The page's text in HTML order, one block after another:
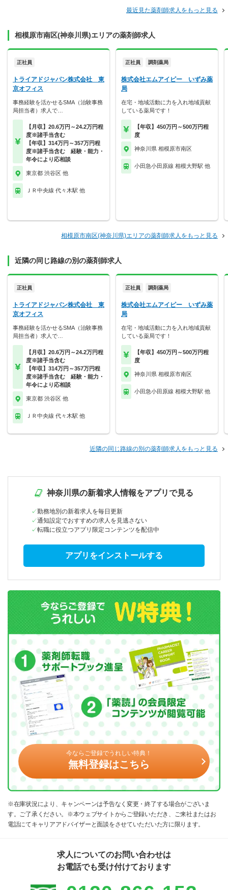
最近見た薬剤師求人をもっと見る
相模原市南区(神奈川県)エリアの薬剤師求人
正社員
トライアドジャパン株式会社 東
京オフィス
事務経験を活かせるSMA（治験事務
局担当者）求人で…
【月収】20.6万円～24.2万円程
度※諸手当含む
【年収】314万円～357万円程
度※諸手当含む 経験・能力・
年令により応相談
東京都 渋谷区 他
ＪＲ中央線 代々木駅 他
正社員 調剤薬局
株式会社エムアイピー いずみ薬
局
在宅・地域活動に力を入れ地域貢献
している薬局です！
【年収】450万円～500万円程
度
神奈川県 相模原市南区
小田急小田原線 相模大野駅 他
相模原市南区(神奈川県)エリアの薬剤師求人をもっと見る
近隣の同じ路線の別の薬剤師求人
正社員
トライアドジャパン株式会社 東
京オフィス
事務経験を活かせるSMA（治験事務
局担当者）求人で…
【月収】20.6万円～24.2万円程
度※諸手当含む
【年収】314万円～357万円程
度※諸手当含む 経験・能力・
年令により応相談
東京都 渋谷区 他
ＪＲ中央線 代々木駅 他
正社員 調剤薬局
株式会社エムアイピー いずみ薬
局
在宅・地域活動に力を入れ地域貢献
している薬局です！
【年収】450万円～500万円程
度
神奈川県 相模原市南区
小田急小田原線 相模大野駅 他
近隣の同じ路線の別の薬剤師求人をもっと見る
神奈川県の新着求人情報をアプリで見る
勤務地別の新着求人を毎日更新
通知設定でおすすめの求人を見逃さない
転職に役立つアプリ限定コンテンツを配信中
アプリをインストールする
今ならご登録でうれしい特典！
無料登録はこちら
※在庫状況により、キャンペーンは予告なく変更・終了する場合がございま
す。ご了承ください。※本ウェブサイトからご登録いただき、ご来社またはお
電話にてキャリアアドバイザーと面談をさせていただいた方に限ります。
求人についてのお問い合わせは
お電話でも受け付けております